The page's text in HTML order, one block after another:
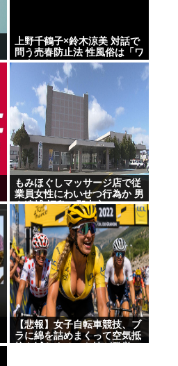
上野千鶴子×鈴木涼美 対話で
問う売春防止法 性風俗は「ワ
ーク」か
もみほぐしマッサージ店で従
業員女性にわいせつ行為か 男
を逮捕 福島・郡山市
【悲報】女子自転車競技、ブ
ラに綿を詰めまくって空気抵
抗を減らすチート技が発覚ｗ